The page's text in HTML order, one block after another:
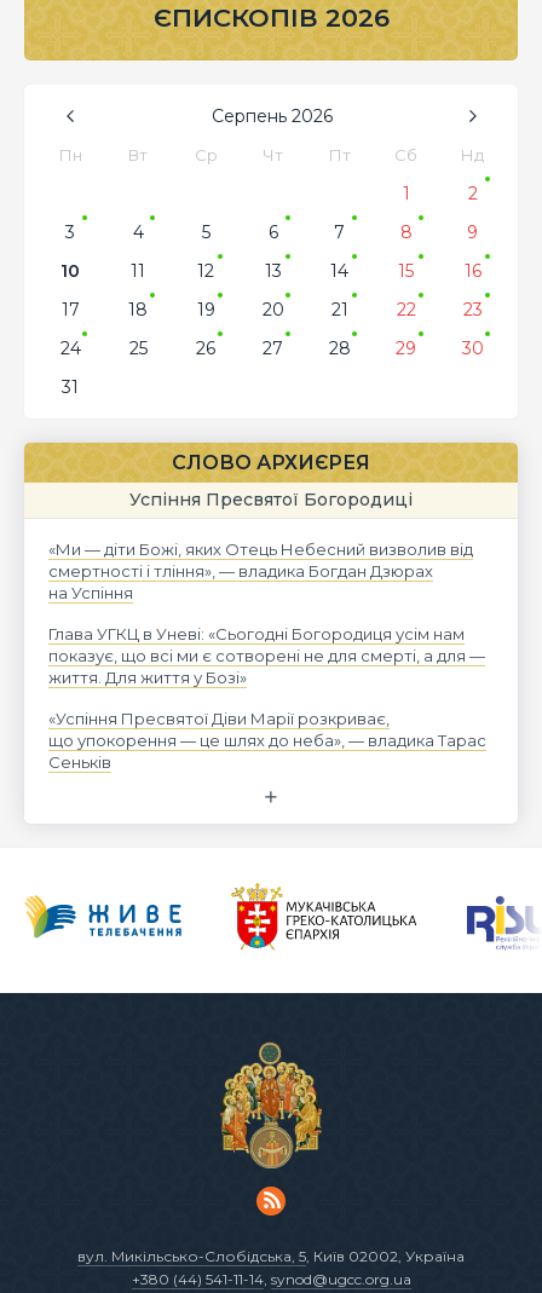
ЄПИСКОПІВ 2026
Серпень 2026
Пн Вт Ср Чт Пт Сб Нд
1
2
3
4 5 6 7 8
9
10
11 12 13 14 15
16
17
18 19 20 21 22
23
24
25 26 27 28 29
30
31
СЛОВО АРХИЄРЕЯ
Успіння Пресвятої Богородиці
«Ми — діти Божі, яких Отець Небесний визволив від
смертності і тління», — владика Богдан Дзюрах
на Успіння
Глава УГКЦ в Уневі: «Сьогодні Богородиця усім нам
показує, що всі ми є сотворені не для смерті, а для —
життя. Для життя у Бозі»
«Успіння Пресвятої Діви Марії розкриває,
що упокорення — це шлях до неба», — владика Тарас
Сеньків
вул. Микільсько-Слобідська, 5 , Київ 02002, Україна
+380 (44) 541-11-14, synod@ugcc.org.ua